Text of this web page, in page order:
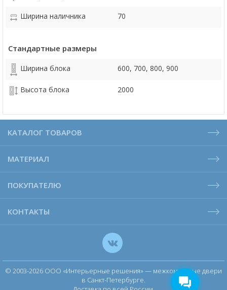
Ширина наличника 70
Стандартные размеры
Ширина блока 600, 700, 800, 900
Высота блока 2000
КАТАЛОГ ТОВАРОВ
МАТЕРИАЛ
ПОКУПАТЕЛЮ
КОНТАКТЫ
© 2003-2026 ООО «Интерьерные решения» — межкомнатные двери
в Санкт-Петербурге.